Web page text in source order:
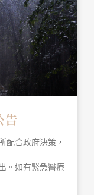
告
配合政府決策，
。如有緊急醫療